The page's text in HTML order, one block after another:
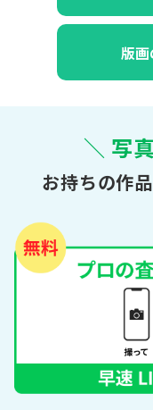
版
＼ 写
お持ちの作